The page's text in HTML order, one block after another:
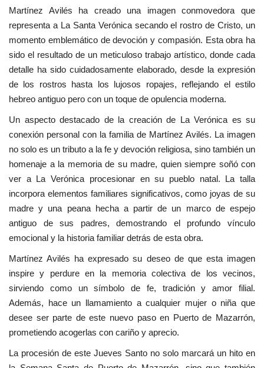
Martínez Avilés ha creado una imagen conmovedora que
representa a La Santa Verónica secando el rostro de Cristo, un
momento emblemático de devoción y compasión. Esta obra ha
sido el resultado de un meticuloso trabajo artístico, donde cada
detalle ha sido cuidadosamente elaborado, desde la expresión
de los rostros hasta los lujosos ropajes, reflejando el estilo
hebreo antiguo pero con un toque de opulencia moderna.
Un aspecto destacado de la creación de La Verónica es su
conexión personal con la familia de Martínez Avilés. La imagen
no solo es un tributo a la fe y devoción religiosa, sino también un
homenaje a la memoria de su madre, quien siempre soñó con
ver a La Verónica procesionar en su pueblo natal. La talla
incorpora elementos familiares significativos, como joyas de su
madre y una peana hecha a partir de un marco de espejo
antiguo de sus padres, demostrando el profundo vínculo
emocional y la historia familiar detrás de esta obra.
Martínez Avilés ha expresado su deseo de que esta imagen
inspire y perdure en la memoria colectiva de los vecinos,
sirviendo como un símbolo de fe, tradición y amor filial.
Además, hace un llamamiento a cualquier mujer o niña que
desee ser parte de este nuevo paso en Puerto de Mazarrón,
prometiendo acogerlas con cariño y aprecio.
La procesión de este Jueves Santo no solo marcará un hito en